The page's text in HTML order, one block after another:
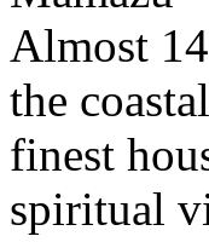
Almost
the
finest
spiritual